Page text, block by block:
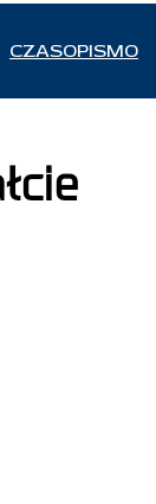
CZASOPISMO